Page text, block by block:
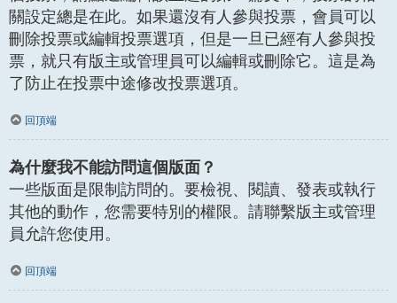
關設定總是在此。如果還沒有人參與投票，會員可以
刪除投票或編輯投票選項，但是一旦已經有人參與投
票，就只有版主或管理員可以編輯或刪除它。這是為
了防止在投票中途修改投票選項。
回頂端
為什麼我不能訪問這個版面？
一些版面是限制訪問的。要檢視、閱讀、發表或執行
其他的動作，您需要特別的權限。請聯繫版主或管理
員允許您使用。
回頂端